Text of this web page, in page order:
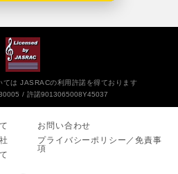
ては JASRACの利用許諾を得ております
許諾9013065008Y45037
お問い合わせ
プライバシーポリシー／免責事
項